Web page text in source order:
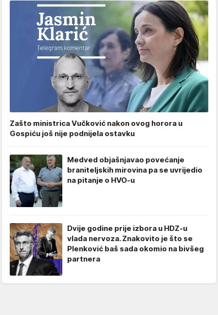
Zašto ministrica Vučković nakon ovog horora u
Gospiću još nije podnijela ostavku
Medved objašnjavao povećanje
braniteljskih mirovina pa se uvrijedio
na pitanje o HVO-u
Dvije godine prije izbora u HDZ-u
vlada nervoza. Znakovito je što se
Plenković baš sada okomio na bivšeg
partnera